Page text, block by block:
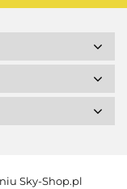
Sky-Shop.pl